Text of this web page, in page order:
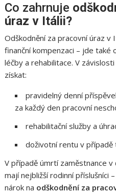
Co zahrnuje
úraz v Itálii?
Odškodnění za pracovní úraz
finanční kompenzaci – jde také
léčby a rehabilitace. V
získat:
pravidelný denní
za každý den pracovní
rehabilitační služby a
doživotní rentu v případě
V případě úmrtí zaměstnance
mají nejbližší rodinní příslušníci
nárok na odškodnění za